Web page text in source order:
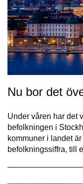
Nu bor det
Under våren har det
befolkningen i
kommuner i landet
befolkningssiffra, till